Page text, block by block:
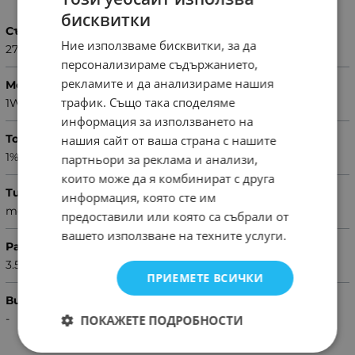
Съпротивление
27Ω
Мощност
1W
Толеранс
1%
Тип резистор
metal film
Размери
3.5x10mm
Вид резистор
-
бисквитки
Ние използваме бисквитки, за да
персонализираме съдържанието,
рекламите и да анализираме нашия
трафик. Също така споделяме
информация за използването на
нашия сайт от ваша страна с нашите
партньори за реклама и анализи,
които може да я комбинират с друга
информация, която сте им
предоставили или която са събрали от
вашето използване на техните услуги.
ПРИЕМЕТЕ ВСИЧКИ
ПОКАЖЕТЕ ПОДРОБНОСТИ